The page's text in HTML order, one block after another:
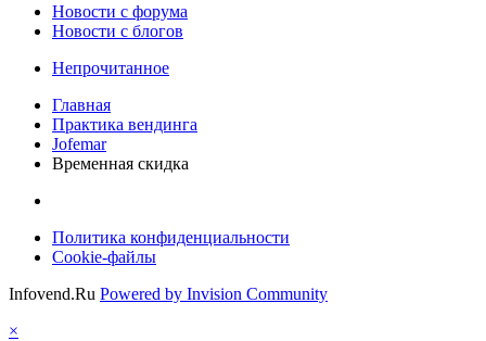
Новости c форума
Новости с блогов
Непрочитанное
Главная
Практика вендинга
Jofemar
Временная скидка
Политика конфиденциальности
Cookie-файлы
Infovend.Ru Powered by Invision Community
×